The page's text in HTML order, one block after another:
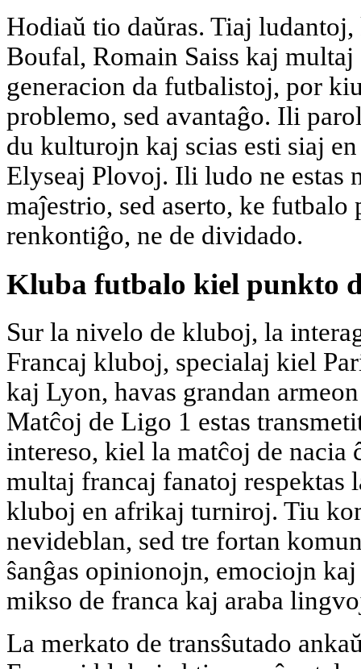
Hodiaŭ tio daŭras. Tiaj
Boufal, Romain Saiss kaj
generacion da futbalistoj, por
problemo, sed avantaĝo. Ili
du kulturojn kaj scias esti siaj
Elyseaj Plovoj. Ili ludo ne estas
maĵestrio, sed aserto, ke futbalo
renkontiĝo, ne de dividado.
Kluba futbalo kiel punkto
Sur la nivelo de kluboj, la
Francaj kluboj, specialaj kiel
kaj Lyon, havas grandan
Matĉoj de Ligo 1 estas
intereso, kiel la matĉoj de nacia
multaj francaj fanatoj respektas
kluboj en afrikaj turniroj. Tiu
nevideblan, sed tre fortan
ŝanĝas opinionojn, emociojn
mikso de franca kaj araba
La merkato de transŝutado